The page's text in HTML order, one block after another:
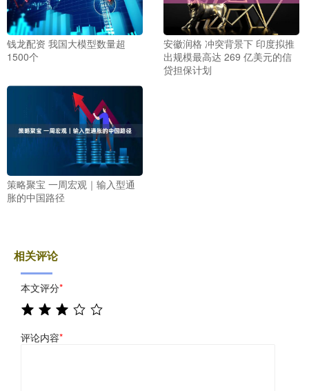
钱龙配资 我国大模型数量超
1500个
安徽润格 冲突背景下 印度拟推
出规模最高达 269 亿美元的信
贷担保计划
策略聚宝 一周宏观｜输入型通
胀的中国路径
相关评论
本文评分*
评论内容*